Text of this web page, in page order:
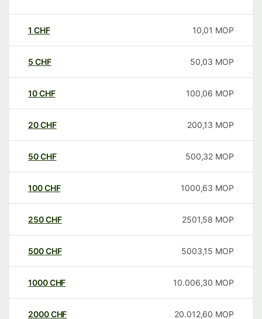
1 CHF 10,01 MOP
5 CHF 50,03 MOP
10CHF 100,06 MOP
20CHF 200,13 MOP
50CHF 500,32 MOP
100CHF 1000,63 MOP
250CHF 2501,58 MOP
500CHF 5003,15 MOP
1000CHF 10.006,30 MOP
2000CHF 20.012,60 MOP